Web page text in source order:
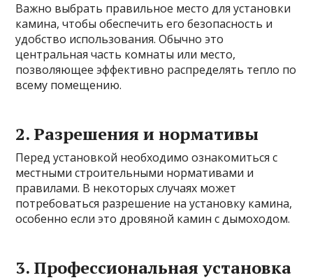
Важно выбрать правильное место для установки
камина, чтобы обеспечить его безопасность и
удобство использования. Обычно это
центральная часть комнаты или место,
позволяющее эффективно распределять тепло по
всему помещению.
2. Разрешения и нормативы
Перед установкой необходимо ознакомиться с
местными строительными нормативами и
правилами. В некоторых случаях может
потребоваться разрешение на установку камина,
особенно если это дровяной камин с дымоходом.
3. Профессиональная установка